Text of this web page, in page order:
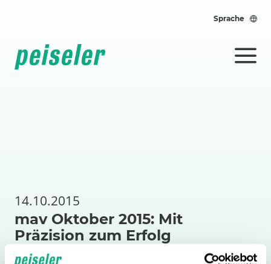
Sprache
14.10.2015
mav Oktober 2015: Mit
Präzision zum Erfolg